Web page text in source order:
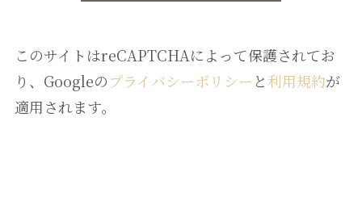
このサイトはreCAPTCHAによって保護されてお
り、Googleのプライバシーポリシー と利用規約が
適用されます。